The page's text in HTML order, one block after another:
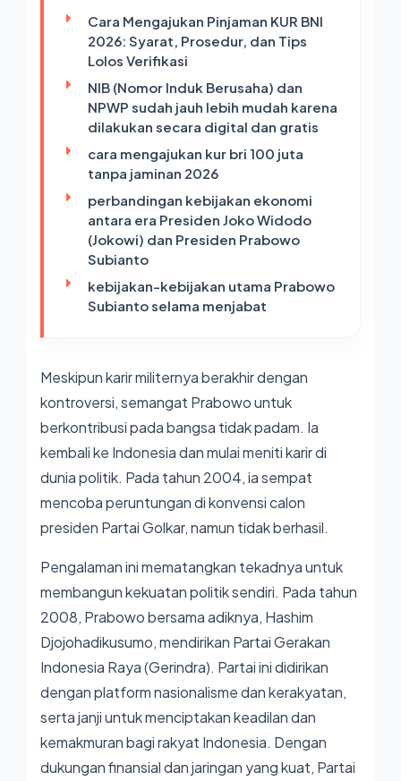
Cara Mengajukan Pinjaman KUR BNI
2026: Syarat, Prosedur, dan Tips
Lolos Verifikasi
NIB (Nomor Induk Berusaha) dan
NPWP sudah jauh lebih mudah karena
dilakukan secara digital dan gratis
cara mengajukan kur bri 100 juta
tanpa jaminan 2026
perbandingan kebijakan ekonomi
antara era Presiden Joko Widodo
(Jokowi) dan Presiden Prabowo
Subianto
kebijakan-kebijakan utama Prabowo
Subianto selama menjabat
Meskipun karir militernya berakhir dengan
kontroversi, semangat Prabowo untuk
berkontribusi pada bangsa tidak padam. Ia
kembali ke Indonesia dan mulai meniti karir di
dunia politik. Pada tahun 2004, ia sempat
mencoba peruntungan di konvensi calon
presiden Partai Golkar, namun tidak berhasil.
Pengalaman ini mematangkan tekadnya untuk
membangun kekuatan politik sendiri. Pada tahun
2008, Prabowo bersama adiknya, Hashim
Djojohadikusumo, mendirikan Partai Gerakan
Indonesia Raya (Gerindra). Partai ini didirikan
dengan platform nasionalisme dan kerakyatan,
serta janji untuk menciptakan keadilan dan
kemakmuran bagi rakyat Indonesia. Dengan
dukungan finansial dan jaringan yang kuat, Partai